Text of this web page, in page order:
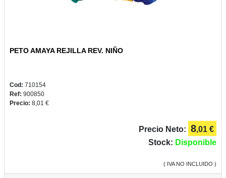
PETO AMAYA REJILLA REV. NIÑO
Cod: 710154
Ref: 900850
Precio: 8,01 €
Precio Neto: 8,01 €
Stock: Disponible
( IVA NO INCLUIDO )
CONSUMIBLES
BELLAS